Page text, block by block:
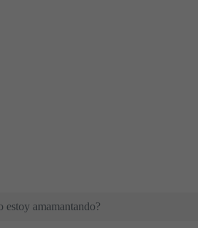
estoy amamantando?